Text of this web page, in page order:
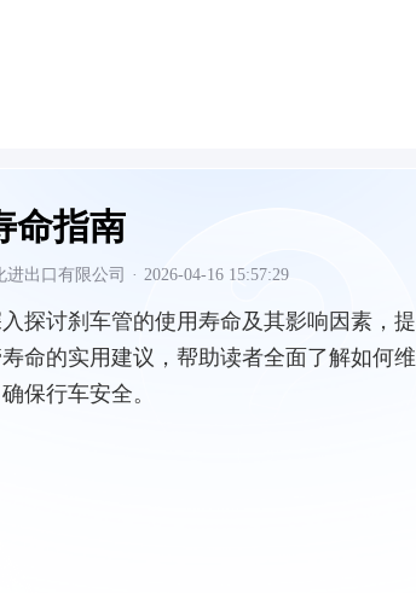
命指南
出口有限公司 · 2026-04-16 15:57:29
探讨刹车管的使用寿命及其影响因素，提
命的实用建议，帮助读者全面了解如何维
保行车安全。